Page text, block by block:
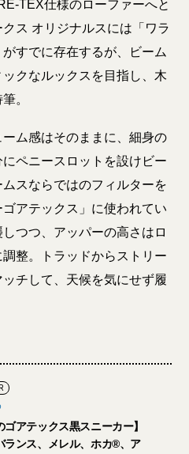
TEX仕様のローファーへと
ス オリジナルスには「ワラ
すでに存在するが、ビーム
クなルックスを目指し、木
。
ーム感はそのままに、細身の
ペニースロットを設けビー
スならではのフィルターを
アテックス」に使われてい
つつ、アッパーの高さはロ
整。トラッドからストリー
チして、天候を気にせず履
ゴアテックス黒スニーカー】
ランス、メレル、ホカ®︎、ア